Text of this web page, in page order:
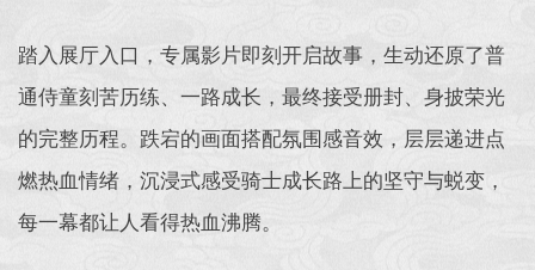
踏入展厅入口，专属影片即刻开启故事，生动还原了普
通侍童刻苦历练、一路成长，最终接受册封、身披荣光
的完整历程。跌宕的画面搭配氛围感音效，层层递进点
燃热血情绪，沉浸式感受骑士成长路上的坚守与蜕变，
每一幕都让人看得热血沸腾。